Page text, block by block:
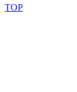
TOP